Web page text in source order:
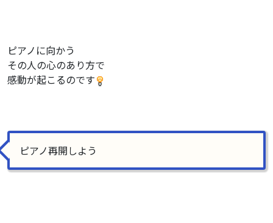
ピアノに向かう
その人の心のあり方で
感動が起こるのです
ピアノ再開しよう